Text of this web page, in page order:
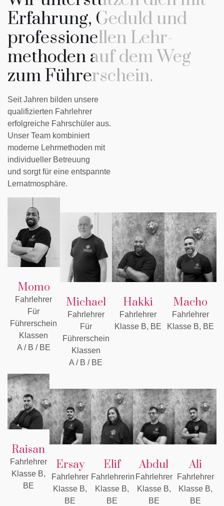
Erfahrung, Geduld und
professionellen Lehr-
methoden auf dem Weg
zum Führerschein.
Seit Jahren bilden unsere
qualifizierten Fahrlehrer
erfolgreiche Fahrschüler aus.
Unser Team kombiniert
moderne Lehrmethoden mit
individueller Betreuung
und sorgt für eine entspannte
Lernatmosphäre.
Momo
Fahrlehrer
Für
Führerschein
Klassen
A / B / BE
Michael
Fahrlehrer
Für
Führerschein
Klassen
A / B / BE
Hakki
Fahrlehrer
Klasse B, BE
Macho
Fahrlehrer
Klasse B, BE
Raisan
Fahrlehrer
Klasse B,
BE
Ersay
Fahrlehrer
Klasse B,
BE
Elif
Fahrlehrerin
Klasse B,
BE
Abdul
Fahrlehrer
Klasse B,
BE
Ali
Fahrlehrer
Klasse B,
BE